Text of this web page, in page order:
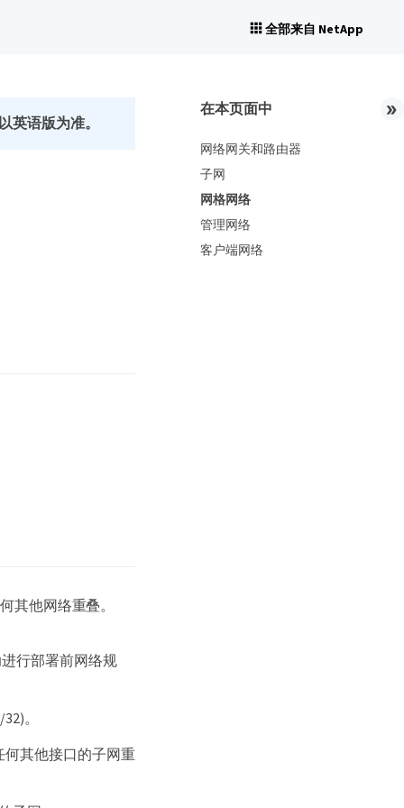
全部来自 NetApp
英语版为准。
其他网络重叠。
行部署前网络规
。
何其他接口的子网重
在本页面中
网络网关和路由器
子网
网格网络
管理网络
客户端网络